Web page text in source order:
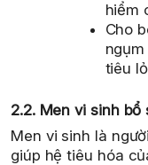
hiểm
Cho
tiêu
2.2. Men vi sinh
Men vi sinh là
giúp hệ tiêu hóa